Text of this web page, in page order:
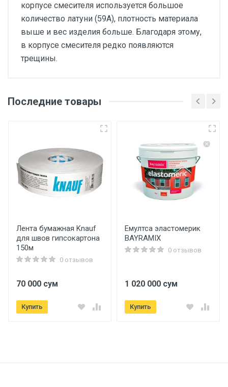
корпусе смесителя используется большое
количество латуни (59А), плотность материала
выше и вес изделия больше. Благодаря этому,
в корпусе смесителя редко появляются
трещины.
Основные
Бренд
Frap
Страна производитель
Дополнительная информация
Материал
Технические характеристики
Последние товары
Лента бумажная Knauf
для швов гипсокартона
150м
0 отзывов
70 000 сум
Купить
Емултса эластомерик
BAYRAMIX
0 отзывов
1 020 000 сум
Купить